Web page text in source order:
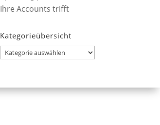
Ihre Accounts trifft
Kategorieübersicht
Kategorieübersicht